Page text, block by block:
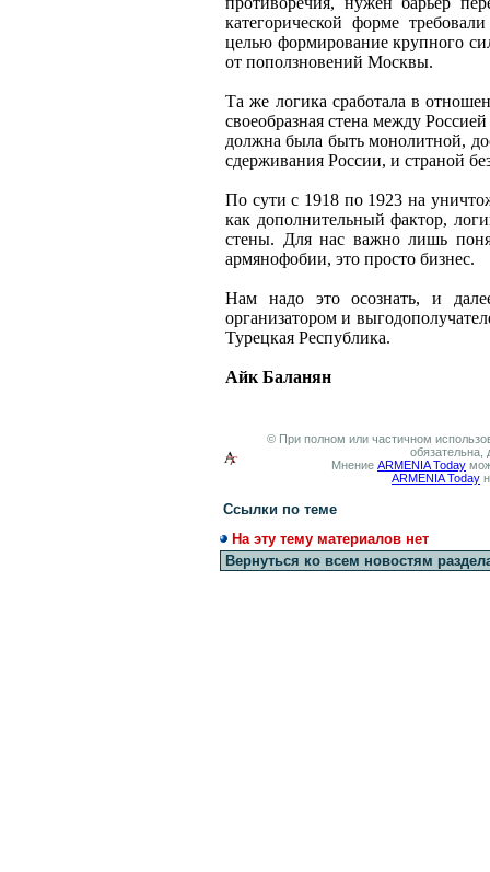
категорической форме
целью формирование крупного
от поползновений Москвы.
Та же логика сработала в
своеобразная стена между
должна была быть монолитной,
сдерживания России, и страной
По сути с 1918 по 1923 на
как дополнительный фактор,
стены. Для нас важно лишь
армянофобии, это просто бизнес.
Нам надо это осознать, и
организатором и
Турецкая Республика.
Айк Баланян
© При полном или частичном
обязательна,
Мнение ARMENIA Today
ARMENIA Today
Ссылки по теме
На эту тему материалов нет
Вернуться ко всем новостям